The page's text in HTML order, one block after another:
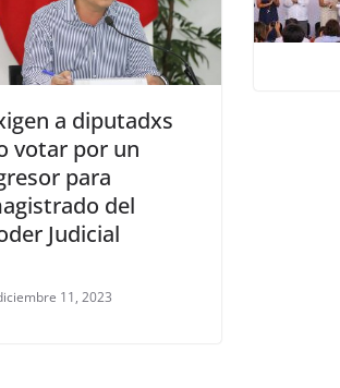
a diputadxs
votar por un
para
del
Judicial
11, 2023